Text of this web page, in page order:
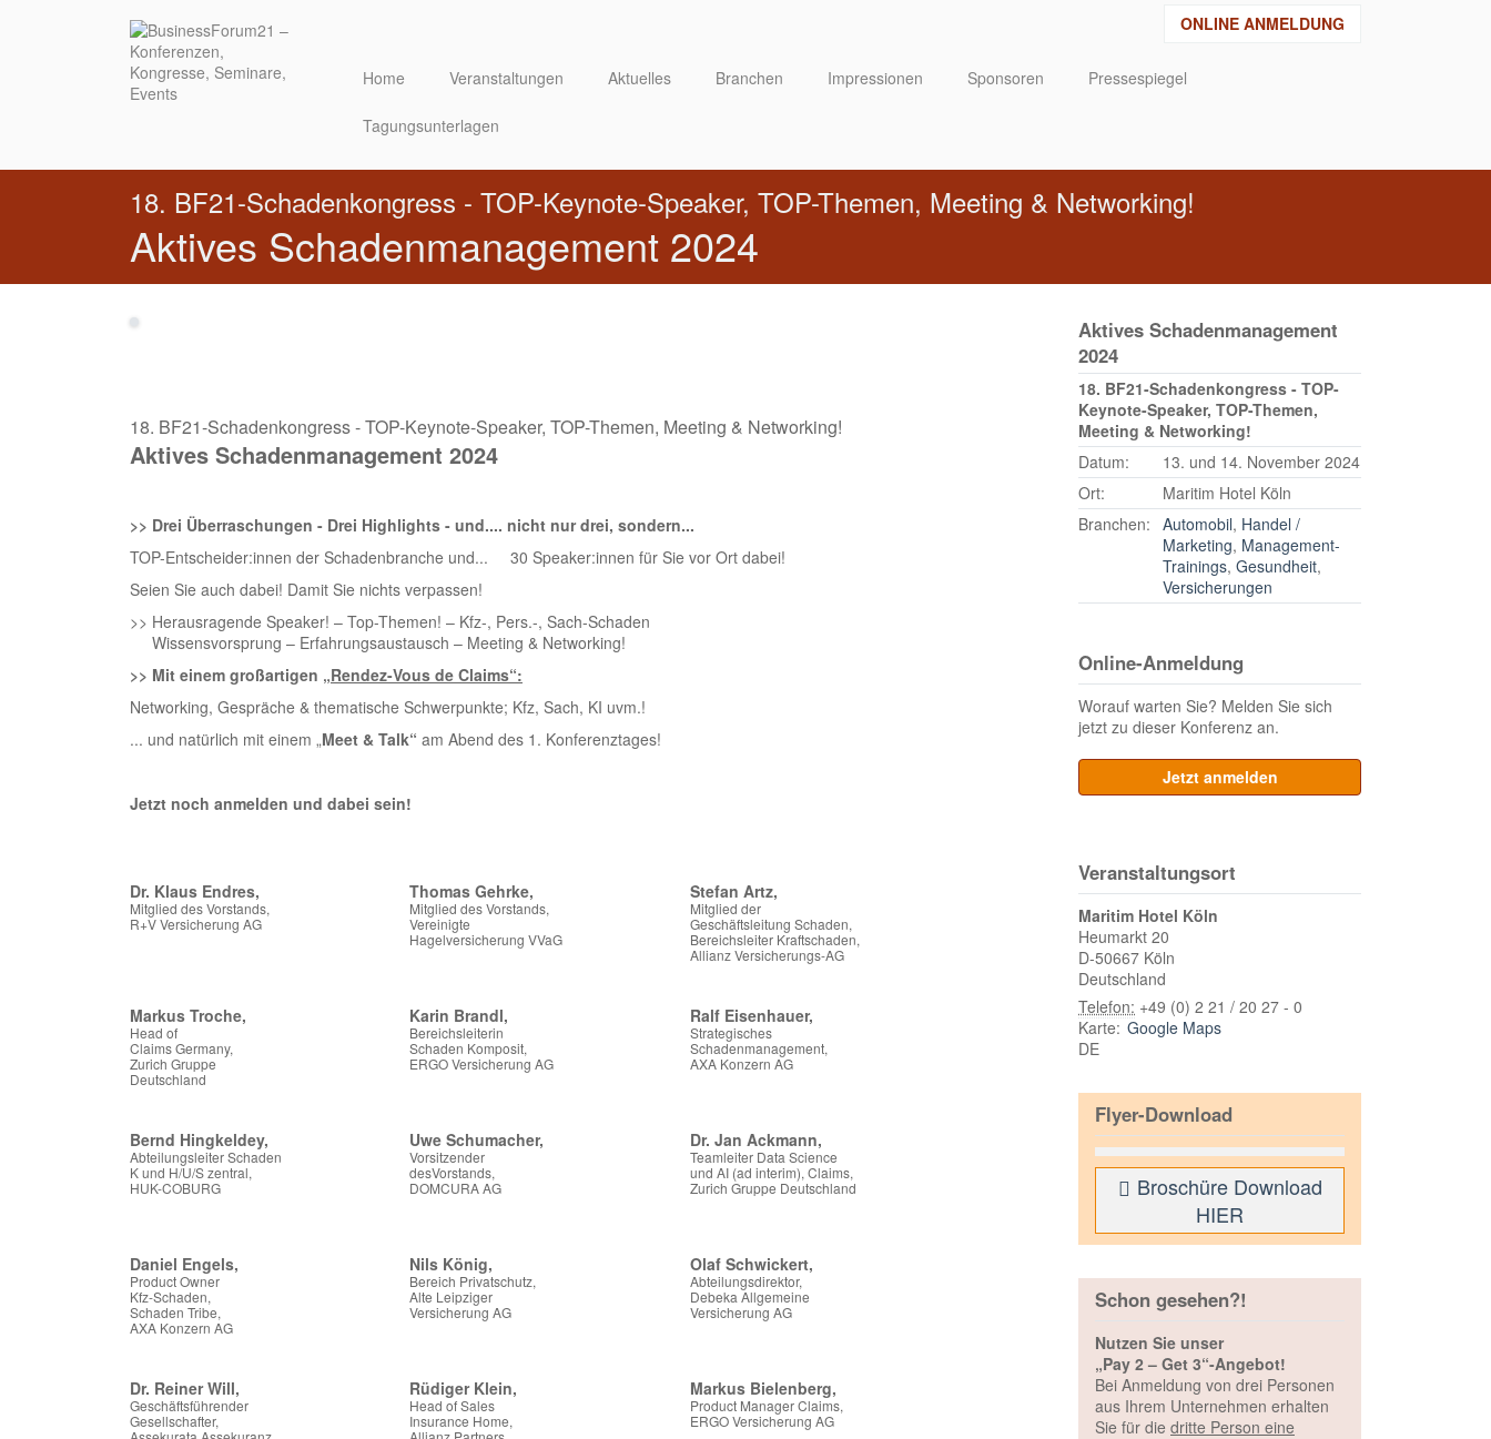
ONLINE ANMELDUNG
Home Veranstaltungen Aktuelles Branchen Impressionen Sponsoren Pressespiegel
Tagungsunterlagen
18. BF21-Schadenkongress - TOP-Keynote-Speaker, TOP-Themen, Meeting & Networking!
Aktives Schadenmanagement 2024
18. BF21-Schadenkongress - TOP-Keynote-Speaker, TOP-Themen, Meeting & Networking!
Aktives Schadenmanagement 2024
>> Drei Überraschungen - Drei Highlights - und.... nicht nur drei, sondern...
TOP-Entscheider:innen der Schadenbranche und... 30 Speaker:innen für Sie vor Ort dabei!
Seien Sie auch dabei! Damit Sie nichts verpassen!
>> Herausragende Speaker! – Top-Themen! – Kfz-, Pers.-, Sach-Schaden
Wissensvorsprung – Erfahrungsaustausch – Meeting & Networking!
>> Mit einem großartigen „Rendez-Vous de Claims“:
Networking, Gespräche & thematische Schwerpunkte; Kfz, Sach, KI uvm.!
... und natürlich mit einem „Meet & Talk“ am Abend des 1. Konferenztages!
Jetzt noch anmelden und dabei sein!
Dr. Klaus Endres,
Mitglied des Vorstands,
R+V Versicherung AG
Thomas Gehrke,
Mitglied des Vorstands,
Vereinigte
Hagelversicherung VVaG
Stefan Artz,
Mitglied der
Geschäftsleitung Schaden,
Bereichsleiter Kraftschaden,
Allianz Versicherungs-AG
Markus Troche,
Head of
Claims Germany,
Zurich Gruppe
Deutschland
Karin Brandl,
Bereichsleiterin
Schaden Komposit,
ERGO Versicherung AG
Ralf Eisenhauer,
Strategisches
Schadenmanagement,
AXA Konzern AG
Bernd Hingkeldey,
Abteilungsleiter Schaden
K und H/U/S zentral,
HUK-COBURG
Uwe Schumacher,
Vorsitzender
desVorstands,
DOMCURA AG
Dr. Jan Ackmann,
Teamleiter Data Science
und AI (ad interim), Claims,
Zurich Gruppe Deutschland
Daniel Engels,
Product Owner
Kfz-Schaden,
Schaden Tribe,
AXA Konzern AG
Nils König,
Bereich Privatschutz,
Alte Leipziger
Versicherung AG
Olaf Schwickert,
Abteilungsdirektor,
Debeka Allgemeine
Versicherung AG
Dr. Reiner Will,
Geschäftsführender
Gesellschafter,
Rüdiger Klein,
Head of Sales
Insurance Home,
Markus Bielenberg,
Product Manager Claims,
ERGO Versicherung AG
Aktives Schadenmanagement
2024
18. BF21-Schadenkongress - TOP-
Keynote-Speaker, TOP-Themen,
Meeting & Networking!
Datum:
13. und 14. November 2024
Ort:
Maritim Hotel Köln
Branchen: Automobil, Handel /
Marketing, Management-
Trainings, Gesundheit,
Versicherungen
Online-Anmeldung
Worauf warten Sie? Melden Sie sich
jetzt zu dieser Konferenz an.
Jetzt anmelden
Veranstaltungsort
Maritim Hotel Köln
Heumarkt 20
D-50667 Köln
Deutschland
Telefon: +49 (0) 2 21 / 20 27 - 0
Karte: Google Maps
DE
Flyer-Download
Broschüre Download
HIER
Schon gesehen?!
Nutzen Sie unser
„Pay 2 – Get 3“-Angebot!
Bei Anmeldung von drei Personen
aus Ihrem Unternehmen erhalten
Sie für die dritte Person eine